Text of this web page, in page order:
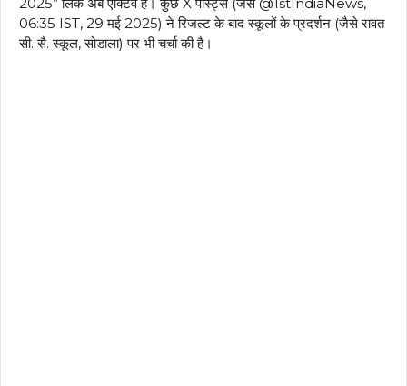
2025” लिंक अब एक्टिव है। कुछ X पोस्ट्स (जैसे @1stIndiaNews,
06:35 IST, 29 मई 2025) ने रिजल्ट के बाद स्कूलों के प्रदर्शन (जैसे रावत
सी. सै. स्कूल, सोडाला) पर भी चर्चा की है।